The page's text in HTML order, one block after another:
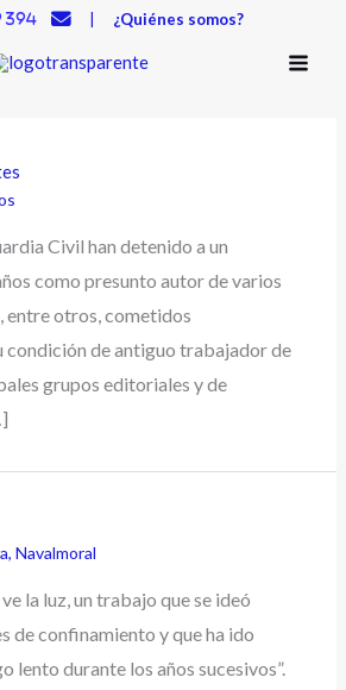
394 | ¿Quiénes somos?
Civil han detenido a un
como presunto autor de varios
entre otros, cometidos
condición de antiguo trabajador de
grupos editoriales y de
,Navalmoral
la luz, un trabajo que se ideó
de confinamiento y que ha ido
lento durante los años sucesivos”.